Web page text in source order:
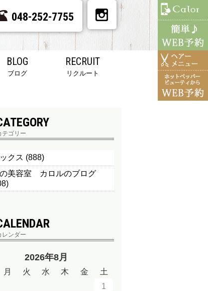
048-252-7755
BLOG
ブログ
RECRUIT
リクルート
テゴリー
クス (888)
の美容室 カロルのブログ
レンダー
2026年8月
月 火 水 木 金
土
1